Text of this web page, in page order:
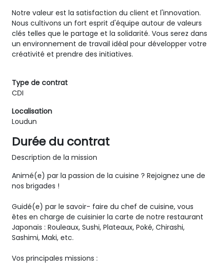
Notre valeur est la satisfaction du client et l'innovation.
Nous cultivons un fort esprit d'équipe autour de valeurs
clés telles que le partage et la solidarité. Vous serez dans
un environnement de travail idéal pour développer votre
créativité et prendre des initiatives.
Type de contrat
CDI
Localisation
Loudun
Durée du contrat
Description de la mission
Animé(e) par la passion de la cuisine ? Rejoignez une de
nos brigades !
Guidé(e) par le savoir- faire du chef de cuisine, vous
êtes en charge de cuisinier la carte de notre restaurant
Japonais : Rouleaux, Sushi, Plateaux, Poké, Chirashi,
Sashimi, Maki, etc.
Vos principales missions :